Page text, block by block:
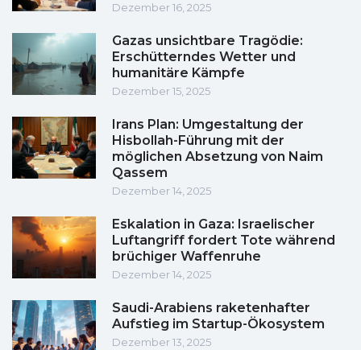
Dezember 16, 2025
Gazas unsichtbare Tragödie:
Erschütterndes Wetter und
humanitäre Kämpfe
Dezember 15, 2025
Irans Plan: Umgestaltung der
Hisbollah-Führung mit der
möglichen Absetzung von Naim
Qassem
Dezember 14, 2025
Eskalation in Gaza: Israelischer
Luftangriff fordert Tote während
brüchiger Waffenruhe
Dezember 14, 2025
Saudi-Arabiens raketenhafter
Aufstieg im Startup-Ökosystem
Dezember 13, 2025